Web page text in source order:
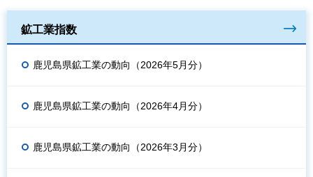
鉱工業指数
鹿児島県鉱工業の動向（2026年5月分）
鹿児島県鉱工業の動向（2026年4月分）
鹿児島県鉱工業の動向（2026年3月分）